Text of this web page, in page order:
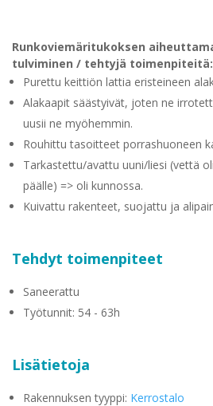
Runkoviemäritukoksen
tulviminen / tehtyjä toimenpiteitä:
Purettu keittiön lattia eristeineen
Alakaapit säästyivät, joten ne
uusii ne myöhemmin.
Rouhittu tasoitteet porrashuoneen
Tarkastettu/avattu uuni/liesi (vettä
päälle) => oli kunnossa.
Kuivattu rakenteet, suojattu ja
Tehdyt toimenpiteet
Saneerattu
Työtunnit: 54 - 63h
Lisätietoja
Rakennuksen tyyppi: Kerrostalo